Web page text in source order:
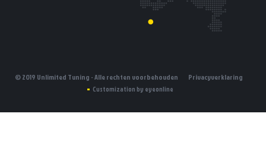
© 2019 Unlimited Tuning - Alle rechten voorbehouden Privacyverklaring
Customization by eyeonline